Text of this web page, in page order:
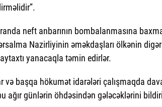
neft anbarının bombalanmasına
Nazirliyinin əməkdaşları ölkənin
yanacaqla təmin edirlər.
və başqa hökumət idarələri çalışmaqda
ağır günlərin öhdəsindən gələcəklərini